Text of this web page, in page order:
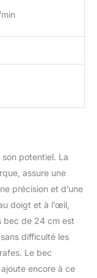
potentiel. La
assure une
précision et d’une
doigt et à l’œil,
bec de 24 cm est
difficulté les
Le bec
encore à ce